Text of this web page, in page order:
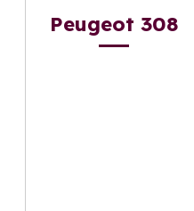
Peugeot 308